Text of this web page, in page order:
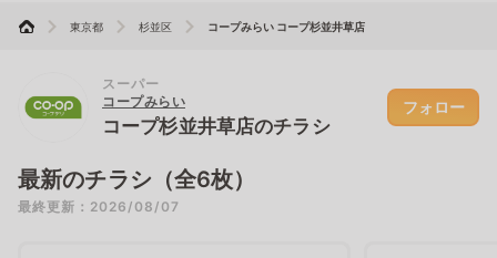
東京都 杉並区 コープみらい コープ杉並井草店
スーパー
コープみらい
コープ杉並井草店のチラシ
フォロー
最新のチラシ（全6枚）
最終更新：2026/08/07